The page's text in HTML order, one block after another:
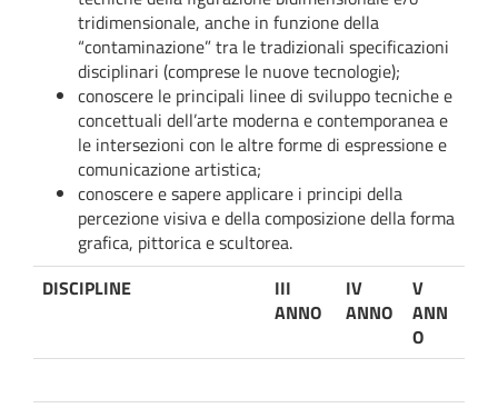
tridimensionale, anche in funzione della
“contaminazione” tra le tradizionali specificazioni
disciplinari (comprese le nuove tecnologie);
conoscere le principali linee di sviluppo tecniche e
concettuali dell’arte moderna e contemporanea e
le intersezioni con le altre forme di espressione e
comunicazione artistica;
conoscere e sapere applicare i principi della
percezione visiva e della composizione della forma
grafica, pittorica e scultorea.
DISCIPLINE
III
ANNO
IV
ANNO
V
ANN
O